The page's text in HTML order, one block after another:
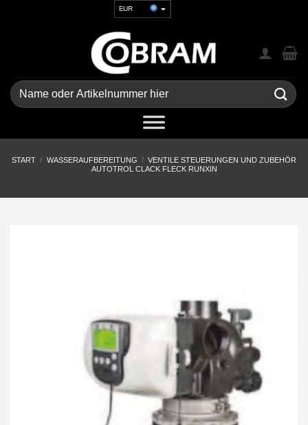
EUR
GBP
CHF
UAH
Suchen
nach:
START / WASSERAUFBEREITUNG / VENTILE STEUERUNGEN UND ZUBEHÖR
AUTOTROL CLACK FLECK RUNXIN